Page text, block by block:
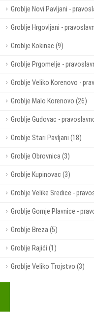
Groblje Novi Pavljani -
Groblje Hrgovljani -
Groblje Kokinac (9)
Groblje Prgomelje -
Groblje Veliko Korenovo -
Groblje Malo Korenovo (26)
Groblje Gudovac -
Groblje Stari Pavljani (18)
Groblje Obrovnica (3)
Groblje Kupinovac (3)
Groblje Velike Sredice -
Groblje Gornje Plavnice -
Groblje Breza (5)
Groblje Rajići (1)
Groblje Veliko Trojstvo (3)